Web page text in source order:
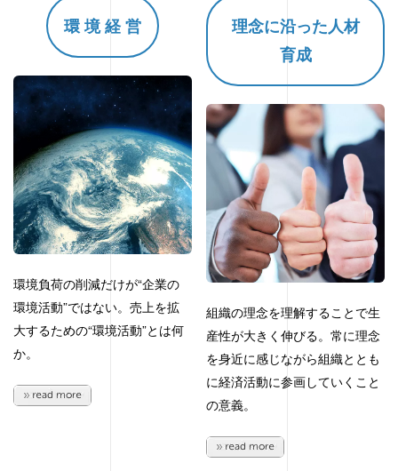
環 境 経 営
環境負荷の削減だけが“企業の
環境活動”ではない。売上を拡
大するための“環境活動”とは何
か。
理念に沿った人材
育成
組織の理念を理解することで生
産性が大きく伸びる。常に理念
を身近に感じながら組織ととも
に経済活動に参画していくこと
の意義。